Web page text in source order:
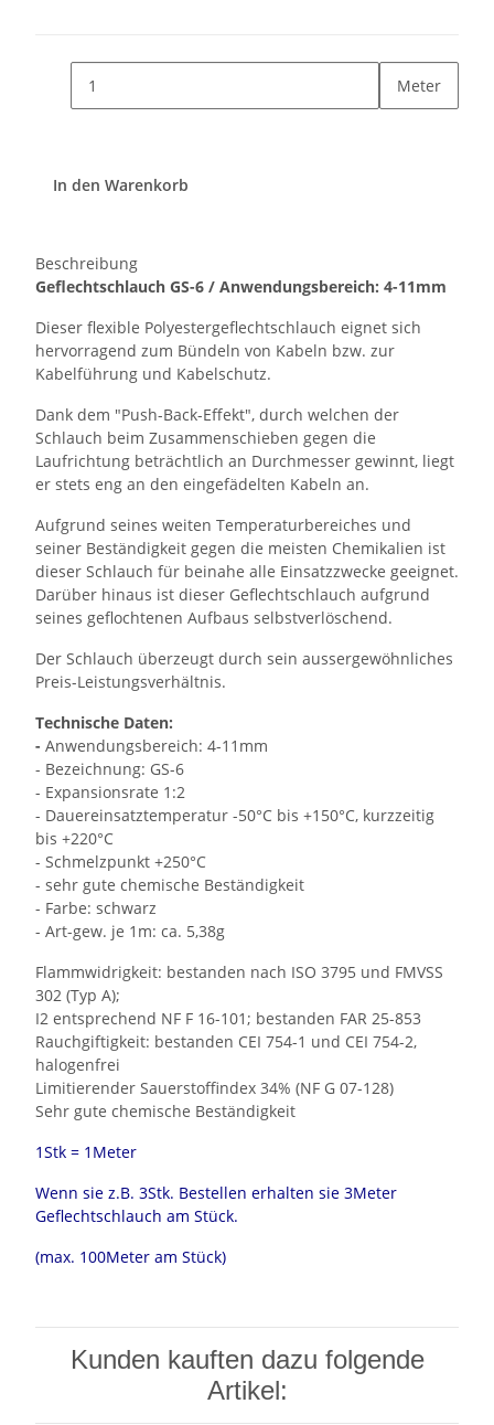
Meter
In den Warenkorb
Beschreibung
Geflechtschlauch GS-6 / Anwendungsbereich: 4-11mm
Dieser flexible Polyestergeflechtschlauch eignet sich
hervorragend zum Bündeln von Kabeln bzw. zur
Kabelführung und Kabelschutz.
Dank dem "Push-Back-Effekt", durch welchen der
Schlauch beim Zusammenschieben gegen die
Laufrichtung beträchtlich an Durchmesser gewinnt, liegt
er stets eng an den eingefädelten Kabeln an.
Aufgrund seines weiten Temperaturbereiches und
seiner Beständigkeit gegen die meisten Chemikalien ist
dieser Schlauch für beinahe alle Einsatzzwecke geeignet.
Darüber hinaus ist dieser Geflechtschlauch aufgrund
seines geflochtenen Aufbaus selbstverlöschend.
Der Schlauch überzeugt durch sein aussergewöhnliches
Preis-Leistungsverhältnis.
Technische Daten:
- Anwendungsbereich: 4-11mm
- Bezeichnung: GS-6
- Expansionsrate 1:2
- Dauereinsatztemperatur -50°C bis +150°C, kurzzeitig
bis +220°C
- Schmelzpunkt +250°C
- sehr gute chemische Beständigkeit
- Farbe: schwarz
- Art-gew. je 1m: ca. 5,38g
Flammwidrigkeit: bestanden nach ISO 3795 und FMVSS
302 (Typ A);
I2 entsprechend NF F 16-101; bestanden FAR 25-853
Rauchgiftigkeit: bestanden CEI 754-1 und CEI 754-2,
halogenfrei
Limitierender Sauerstoffindex 34% (NF G 07-128)
Sehr gute chemische Beständigkeit
1Stk = 1Meter
Wenn sie z.B. 3Stk. Bestellen erhalten sie 3Meter
Geflechtschlauch am Stück.
(max. 100Meter am Stück)
Kunden kauften dazu folgende
Artikel: